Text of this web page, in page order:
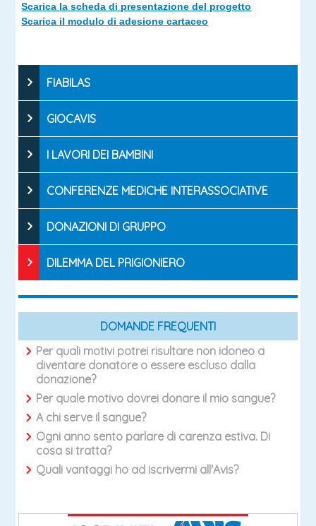
Scarica la scheda di presentazione del progetto
Scarica il modulo di adesione cartaceo
FIABILAS
GIOCAVIS
I LAVORI DEI BAMBINI
CONFERENZE MEDICHE INTERASSOCIATIVE
DONAZIONI DI GRUPPO
DILEMMA DEL PRIGIONIERO
DOMANDE FREQUENTI
Per quali motivi potrei risultare non idoneo a
diventare donatore o essere escluso dalla
donazione?
Per quale motivo dovrei donare il mio sangue?
A chi serve il sangue?
Ogni anno sento parlare di carenza estiva. Di
cosa si tratta?
Quali vantaggi ho ad iscrivermi all'Avis?